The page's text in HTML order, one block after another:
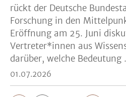
rückt der Deutsche
Forschung in den
Eröffnung am 25. Juni
Vertreter*innen aus
darüber, welche Bedeutung
01.07.2026